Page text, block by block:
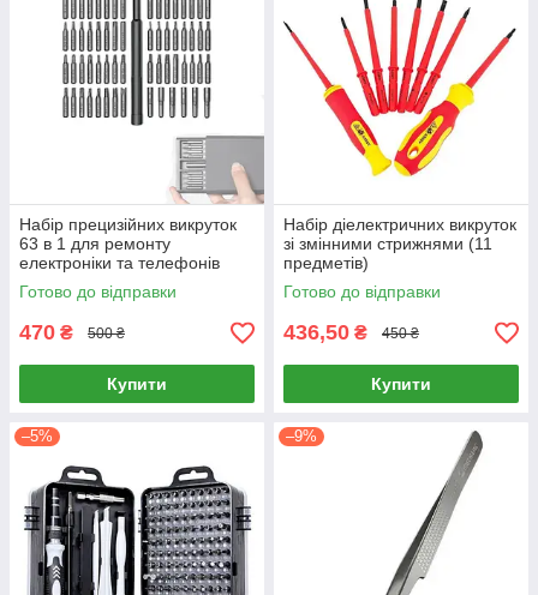
Набір прецизійних викруток
63 в 1 для ремонту
електроніки та телефонів
Готово до відправки
470 ₴ 500 ₴
Купити
Набір діелектричних викруток
зі змінними стрижнями (11
предметів)
Готово до відправки
436,50 ₴ 450 ₴
Купити
–5% –9%